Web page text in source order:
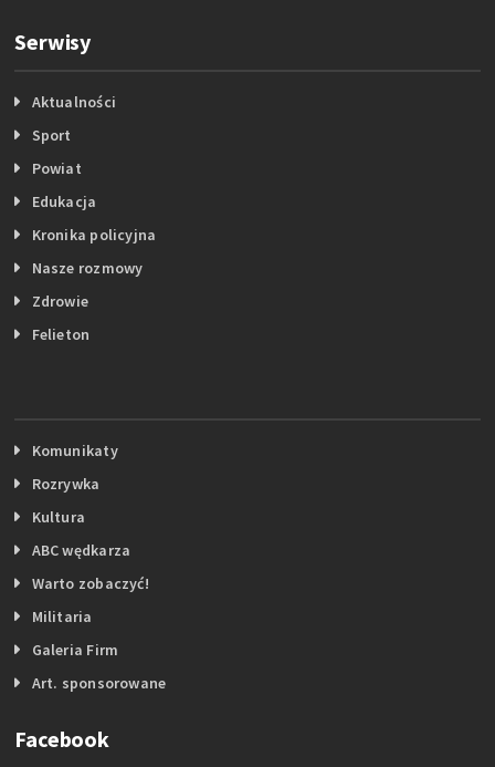
Serwisy
Aktualności
Sport
Powiat
Edukacja
Kronika policyjna
Nasze rozmowy
Zdrowie
Felieton
Komunikaty
Rozrywka
Kultura
ABC wędkarza
Warto zobaczyć!
Militaria
Galeria Firm
Art. sponsorowane
Facebook